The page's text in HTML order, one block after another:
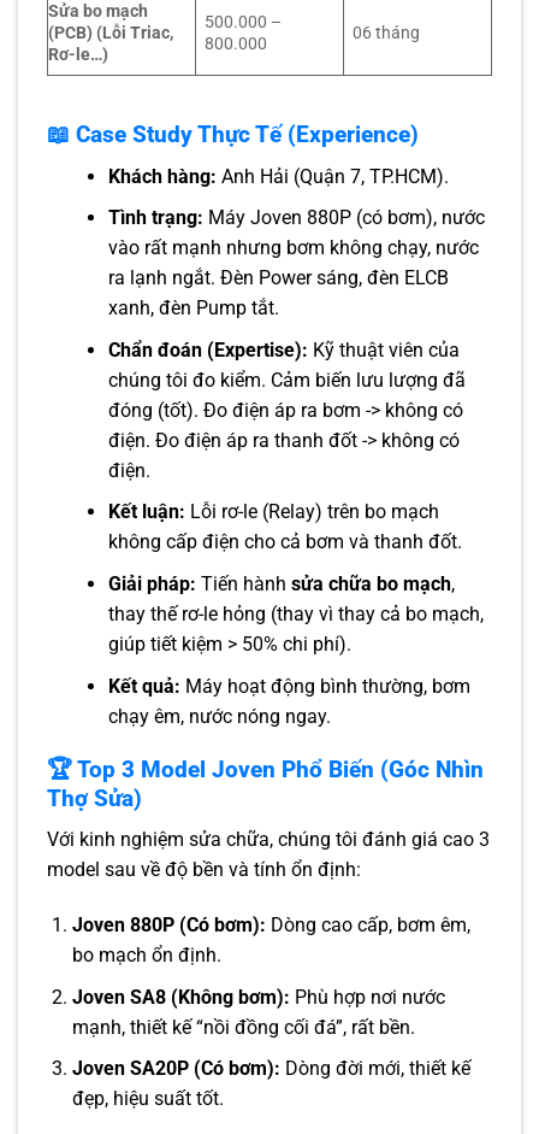
Sửa bo mạch
(PCB) (Lỗi Triac,
Rơ-le…)
500.000 –
800.000
06 tháng
📖 Case Study Thực Tế (Experience)
Khách hàng: Anh Hải (Quận 7, TP.HCM).
Tình trạng: Máy Joven 880P (có bơm), nước
vào rất mạnh nhưng bơm không chạy, nước
ra lạnh ngắt. Đèn Power sáng, đèn ELCB
xanh, đèn Pump tắt.
Chẩn đoán (Expertise): Kỹ thuật viên của
chúng tôi đo kiểm. Cảm biến lưu lượng đã
đóng (tốt). Đo điện áp ra bơm -> không có
điện. Đo điện áp ra thanh đốt -> không có
điện.
Kết luận: Lỗi rơ-le (Relay) trên bo mạch
không cấp điện cho cả bơm và thanh đốt.
Giải pháp: Tiến hành sửa chữa bo mạch,
thay thế rơ-le hỏng (thay vì thay cả bo mạch,
giúp tiết kiệm > 50% chi phí).
Kết quả: Máy hoạt động bình thường, bơm
chạy êm, nước nóng ngay.
🏆 Top 3 Model Joven Phổ Biến (Góc Nhìn
Thợ Sửa)
Với kinh nghiệm sửa chữa, chúng tôi đánh giá cao 3
model sau về độ bền và tính ổn định:
Joven 880P (Có bơm): Dòng cao cấp, bơm êm,
bo mạch ổn định.
Joven SA8 (Không bơm): Phù hợp nơi nước
mạnh, thiết kế “nồi đồng cối đá”, rất bền.
Joven SA20P (Có bơm): Dòng đời mới, thiết kế
đẹp, hiệu suất tốt.